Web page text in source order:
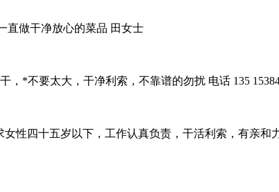
直做干净放心的菜品 田女士
*不要太大，干净利索，不靠谱的勿扰 电话 135
性四十五岁以下，工作认真负责，干活利索，有亲和